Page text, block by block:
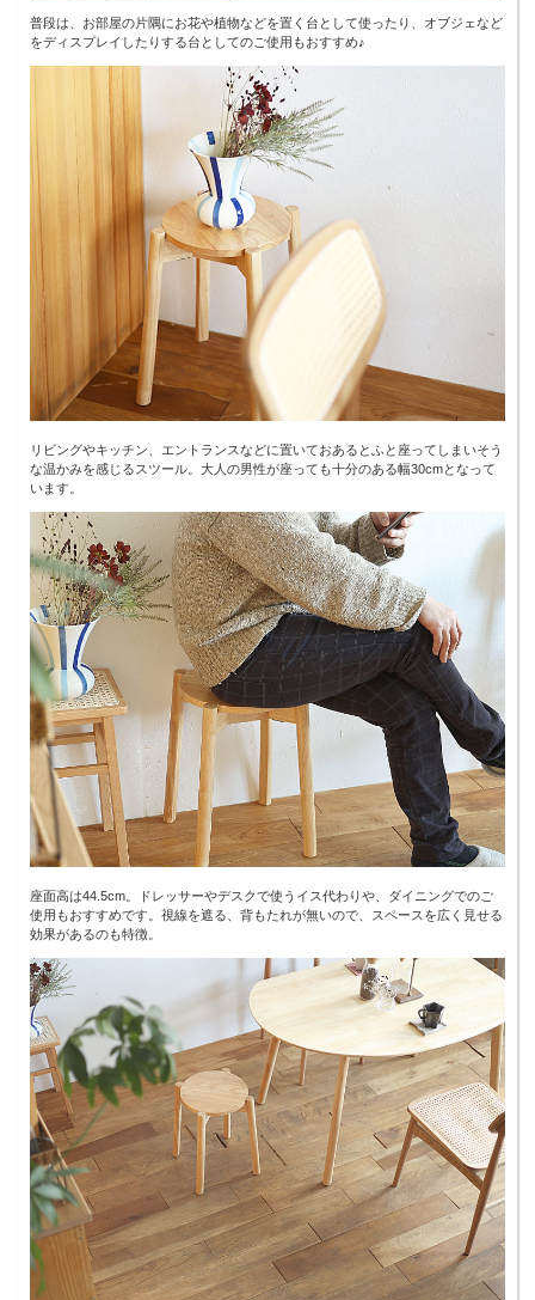
普段は、お部屋の片隅にお花や植物などを置く台として使ったり、オブジェなど
をディスプレイしたりする台としてのご使用もおすすめ♪
リビングやキッチン、エントランスなどに置いておあるとふと座ってしまいそう
な温かみを感じるスツール。大人の男性が座っても十分のある幅30cmとなって
います。
座面高は44.5cm。ドレッサーやデスクで使うイス代わりや、ダイニングでのご
使用もおすすめです。視線を遮る、背もたれが無いので、スペースを広く見せる
効果があるのも特徴。